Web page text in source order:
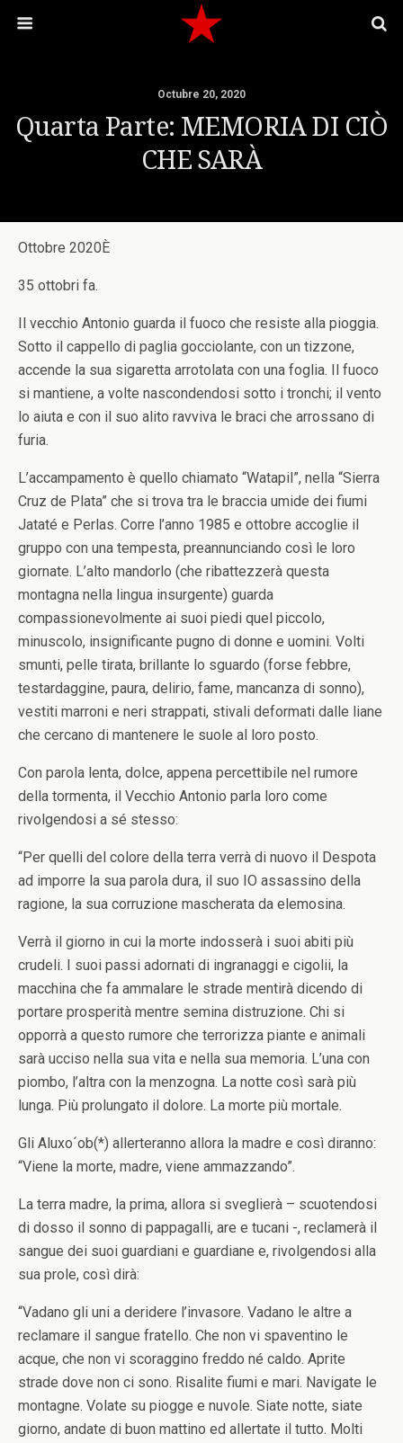
Octubre 20, 2020
Quarta Parte: MEMORIA DI CIÒ
CHE SARÀ
Ottobre 2020È
35 ottobri fa.
Il vecchio Antonio guarda il fuoco che resiste alla pioggia.
Sotto il cappello di paglia gocciolante, con un tizzone,
accende la sua sigaretta arrotolata con una foglia. Il fuoco
si mantiene, a volte nascondendosi sotto i tronchi; il vento
lo aiuta e con il suo alito ravviva le braci che arrossano di
furia.
L’accampamento è quello chiamato “Watapil”, nella “Sierra
Cruz de Plata” che si trova tra le braccia umide dei fiumi
Jataté e Perlas. Corre l’anno 1985 e ottobre accoglie il
gruppo con una tempesta, preannunciando così le loro
giornate. L’alto mandorlo (che ribattezzerà questa
montagna nella lingua insurgente) guarda
compassionevolmente ai suoi piedi quel piccolo,
minuscolo, insignificante pugno di donne e uomini. Volti
smunti, pelle tirata, brillante lo sguardo (forse febbre,
testardaggine, paura, delirio, fame, mancanza di sonno),
vestiti marroni e neri strappati, stivali deformati dalle liane
che cercano di mantenere le suole al loro posto.
Con parola lenta, dolce, appena percettibile nel rumore
della tormenta, il Vecchio Antonio parla loro come
rivolgendosi a sé stesso:
“Per quelli del colore della terra verrà di nuovo il Despota
ad imporre la sua parola dura, il suo IO assassino della
ragione, la sua corruzione mascherata da elemosina.
Verrà il giorno in cui la morte indosserà i suoi abiti più
crudeli. I suoi passi adornati di ingranaggi e cigolii, la
macchina che fa ammalare le strade mentirà dicendo di
portare prosperità mentre semina distruzione. Chi si
opporrà a questo rumore che terrorizza piante e animali
sarà ucciso nella sua vita e nella sua memoria. L’una con
piombo, l’altra con la menzogna. La notte così sarà più
lunga. Più prolungato il dolore. La morte più mortale.
Gli Aluxo´ob(*) allerteranno allora la madre e così diranno:
“Viene la morte, madre, viene ammazzando”.
La terra madre, la prima, allora si sveglierà – scuotendosi
di dosso il sonno di pappagalli, are e tucani -, reclamerà il
sangue dei suoi guardiani e guardiane e, rivolgendosi alla
sua prole, così dirà:
“Vadano gli uni a deridere l’invasore. Vadano le altre a
reclamare il sangue fratello. Che non vi spaventino le
acque, che non vi scoraggino freddo né caldo. Aprite
strade dove non ci sono. Risalite fiumi e mari. Navigate le
montagne. Volate su piogge e nuvole. Siate notte, siate
giorno, andate di buon mattino ed allertate il tutto. Molti